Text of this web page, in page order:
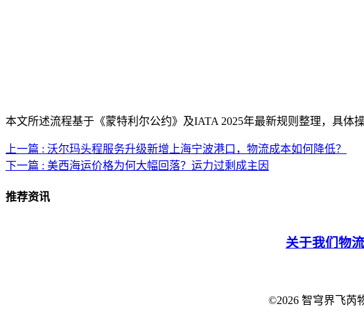
本文所述流程基于《蒙特利尔公约》及IATA 2025年最新规则整理，具体
上一篇 : 沃尔玛头程服务升级新增上海宁波港口，物流成本如何降低？
下一篇 : 美西海运价格为何大幅回落？运力过剩成主因
推荐资讯
关于我们物
©2026 智穹界飞芮